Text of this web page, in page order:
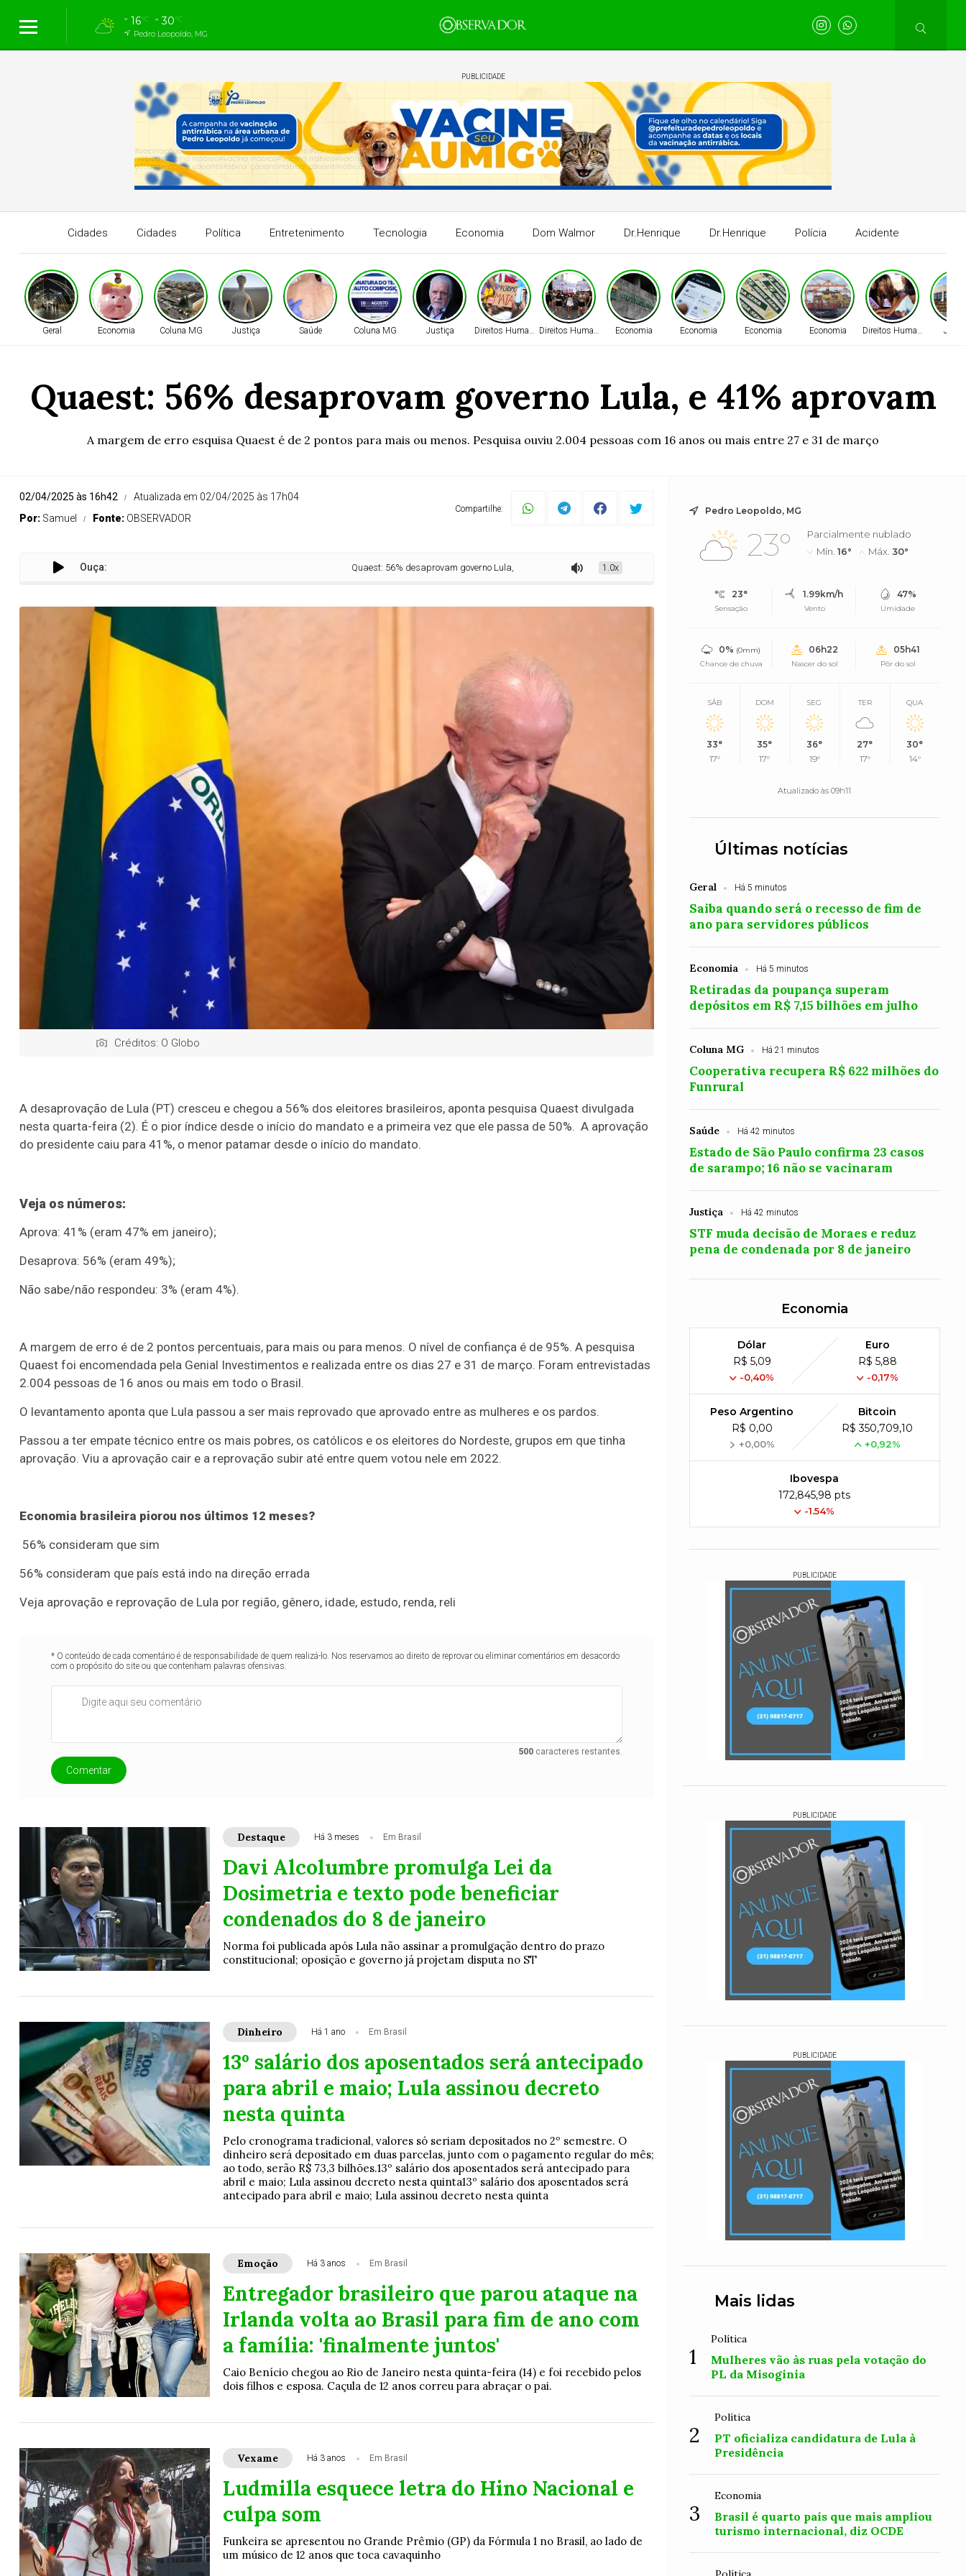
16°C 30°C
Pedro Leopoldo, MG
PUBLICIDADE
Cidades Cidades Política Entretenimento Tecnologia Economia Dom Walmor Dr.Henrique Dr.Henrique Polícia Acidente
Geral Economia Coluna MG Justiça Saúde Coluna MG Justiça Direitos HumanosDireitos Humanos Economia Economia Economia Economia Direitos Humanos
Quaest: 56% desaprovam governo Lula, e 41% aprovam
A margem de erro esquisa Quaest é de 2 pontos para mais ou menos. Pesquisa ouviu 2.004 pessoas com 16 anos ou mais entre 27 e 31 de março
02/04/2025 às 16h42
Atualizada em 02/04/2025 às 17h04
Por: Samuel Fonte: OBSERVADOR
Compartilhe:
Ouça: Quaest: 56% desaprovam governo Lula, e 41% aprovam 1.0x
Créditos: O Globo
A desaprovação de Lula (PT) cresceu e chegou a 56% dos eleitores brasileiros, aponta pesquisa Quaest divulgada
nesta quarta-feira (2). É o pior índice desde o início do mandato e a primeira vez que ele passa de 50%. A aprovação
do presidente caiu para 41%, o menor patamar desde o início do mandato.
Veja os números:
Aprova: 41% (eram 47% em janeiro);
Desaprova: 56% (eram 49%);
Não sabe/não respondeu: 3% (eram 4%).
A margem de erro é de 2 pontos percentuais, para mais ou para menos. O nível de confiança é de 95%. A pesquisa
Quaest foi encomendada pela Genial Investimentos e realizada entre os dias 27 e 31 de março. Foram entrevistadas
2.004 pessoas de 16 anos ou mais em todo o Brasil.
O levantamento aponta que Lula passou a ser mais reprovado que aprovado entre as mulheres e os pardos.
Passou a ter empate técnico entre os mais pobres, os católicos e os eleitores do Nordeste, grupos em que tinha
aprovação. Viu a aprovação cair e a reprovação subir até entre quem votou nele em 2022.
Economia brasileira piorou nos últimos 12 meses?
56% consideram que sim
56% consideram que país está indo na direção errada
Veja aprovação e reprovação de Lula por região, gênero, idade, estudo, renda, reli
* O conteúdo de cada comentário é de responsabilidade de quem realizá-lo. Nos reservamos ao direito de reprovar ou eliminar comentários em desacordo
com o propósito do site ou que contenham palavras ofensivas.
500caracteres restantes.
Comentar
Destaque Há 3 meses Em Brasil
Davi Alcolumbre promulga Lei da
Dosimetria e texto pode beneficiar
condenados do 8 de janeiro
Norma foi publicada após Lula não assinar a promulgação dentro do prazo
constitucional; oposição e governo já projetam disputa no ST
Dinheiro Há 1 ano Em Brasil
13º salário dos aposentados será antecipado
para abril e maio; Lula assinou decreto
nesta quinta
Pelo cronograma tradicional, valores só seriam depositados no 2º semestre. O
dinheiro será depositado em duas parcelas, junto com o pagamento regular do mês;
ao todo, serão R$ 73,3 bilhões.13º salário dos aposentados será antecipado para
abril e maio; Lula assinou decreto nesta quinta13º salário dos aposentados será
antecipado para abril e maio; Lula assinou decreto nesta quinta
Emoção Há 3 anos Em Brasil
Entregador brasileiro que parou ataque na
Irlanda volta ao Brasil para fim de ano com
a família: 'finalmente juntos'
Caio Benício chegou ao Rio de Janeiro nesta quinta-feira (14) e foi recebido pelos
dois filhos e esposa. Caçula de 12 anos correu para abraçar o pai.
Vexame Há 3 anos Em Brasil
Ludmilla esquece letra do Hino Nacional e
culpa som
Funkeira se apresentou no Grande Prêmio (GP) da Fórmula 1 no Brasil, ao lado de
um músico de 12 anos que toca cavaquinho
Pedro Leopoldo, MG
23°
Parcialmente nublado
Mín.16° Máx.30°
23°
Sensação
1.99km/h
Vento
47%
Umidade
0% (0mm)
Chance de chuva
06h22
Nascer do sol
05h41
Pôr do sol
SÁB
33°
17°
DOM
35°
17°
SEG
36°
19°
TER
27°
17°
QUA
30°
14°
Atualizado às 09h11
Últimas notícias
Geral Há 5 minutos
Saiba quando será o recesso de fim de
ano para servidores públicos
Economia Há 5 minutos
Retiradas da poupança superam
depósitos em R$ 7,15 bilhões em julho
Coluna MG Há 21 minutos
Cooperativa recupera R$ 622 milhões do
Funrural
Saúde Há 42 minutos
Estado de São Paulo confirma 23 casos
de sarampo; 16 não se vacinaram
Justiça Há 42 minutos
STF muda decisão de Moraes e reduz
pena de condenada por 8 de janeiro
Economia
Dólar
R$ 5,09
-0,40%
Euro
R$ 5,88
-0,17%
Peso Argentino
R$ 0,00
+0,00%
Bitcoin
R$ 350,709,10
+0,92%
Ibovespa
172,845,98 pts
-1.54%
PUBLICIDADE
PUBLICIDADE
PUBLICIDADE
Mais lidas
1
Política
Mulheres vão às ruas pela votação do
PL da Misoginia
2
Política
PT oficializa candidatura de Lula à
Presidência
3
Economia
Brasil é quarto país que mais ampliou
turismo internacional, diz OCDE